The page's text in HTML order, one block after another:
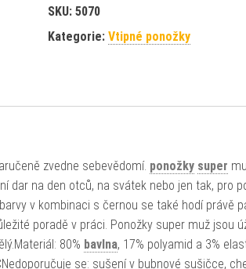
SKU: 5070
Kategorie: Vtipné ponožky
zvedne sebevědomí. ponožky super
dar na den otců, na svátek nebo jen tak, pro
v kombinaci s černou se také hodí právě
poradě v práci. Ponožky super muž jsou
80% bavlna, 17% polyamid a 3%
se: sušení v bubnové sušičce,